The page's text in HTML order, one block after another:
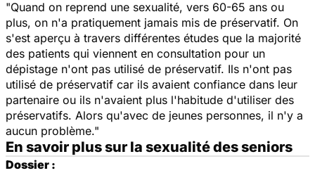
"Quand on reprend une sexualité, vers 60-65 ans ou
plus, on n'a pratiquement jamais mis de préservatif. On
s'est aperçu à travers différentes études que la majorité
des patients qui viennent en consultation pour un
dépistage n'ont pas utilisé de préservatif. Ils n'ont pas
utilisé de préservatif car ils avaient confiance dans leur
partenaire ou ils n'avaient plus l'habitude d'utiliser des
préservatifs. Alors qu'avec de jeunes personnes, il n'y a
aucun problème."
En savoir plus sur la sexualité des seniors
Dossier :